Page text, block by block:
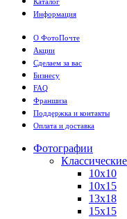
Информация
О ФотоПочте
Акции
Сделаем за вас
Бизнесу
FAQ
Франшиза
Поддержка и контакты
Оплата и доставка
Фотографии
10х10
10х15
13х18
15х15